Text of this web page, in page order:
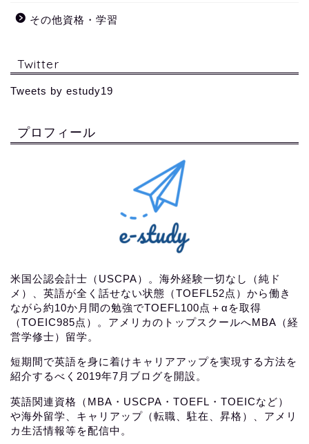
その他資格・学習
Twitter
Tweets by estudy19
プロフィール
米国公認会計士（USCPA）。海外経験一切なし（純ド
メ）、英語が全く話せない状態（TOEFL52点）から働き
ながら約10か月間の勉強でTOEFL100点＋αを取得
（TOEIC985点）。アメリカのトップスクールへMBA（経
営学修士）留学。
短期間で英語を身に着けキャリアアップを実現する方法を
紹介するべく2019年7月ブログを開設。
英語関連資格（MBA・USCPA・TOEFL・TOEICなど）
や海外留学、キャリアップ（転職、駐在、昇格）、アメリ
カ生活情報等を配信中。